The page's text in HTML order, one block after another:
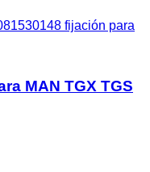
fijación para
MAN TGX TGS